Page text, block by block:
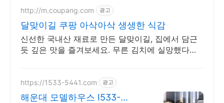
http://m.coupang.com 광고
달맞이길 쿠팡 아삭아삭 생생한 식감
신선한 국내산 재료로 만든 달맞이길, 집에서 담근
듯 깊은 맛을 즐겨보세요. 무른 김치에 실망했다면?
https://1533-5441.com 광고
해운대 모델하우스 I533-